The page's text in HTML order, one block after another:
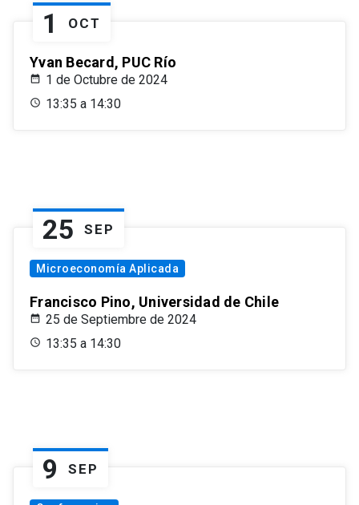
1 OCT
Yvan Becard, PUC Río
1 de Octubre de 2024
13:35 a 14:30
25 SEP
Microeconomía Aplicada
Francisco Pino, Universidad de Chile
25 de Septiembre de 2024
13:35 a 14:30
9 SEP